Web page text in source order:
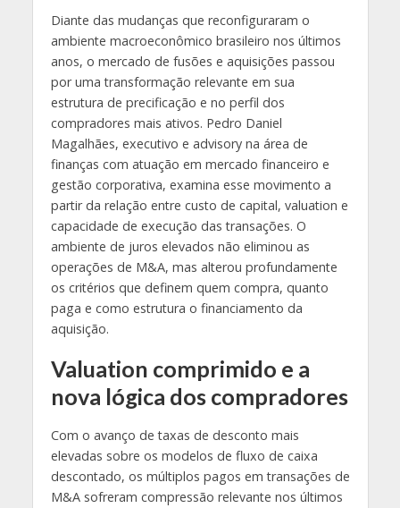
Diante das mudanças que reconfiguraram o
ambiente macroeconômico brasileiro nos últimos
anos, o mercado de fusões e aquisições passou
por uma transformação relevante em sua
estrutura de precificação e no perfil dos
compradores mais ativos. Pedro Daniel
Magalhães, executivo e advisory na área de
finanças com atuação em mercado financeiro e
gestão corporativa, examina esse movimento a
partir da relação entre custo de capital, valuation e
capacidade de execução das transações. O
ambiente de juros elevados não eliminou as
operações de M&A, mas alterou profundamente
os critérios que definem quem compra, quanto
paga e como estrutura o financiamento da
aquisição.
Valuation comprimido e a
nova lógica dos compradores
Com o avanço de taxas de desconto mais
elevadas sobre os modelos de fluxo de caixa
descontado, os múltiplos pagos em transações de
M&A sofreram compressão relevante nos últimos